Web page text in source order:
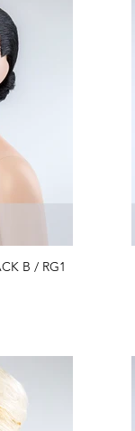
B / RG1